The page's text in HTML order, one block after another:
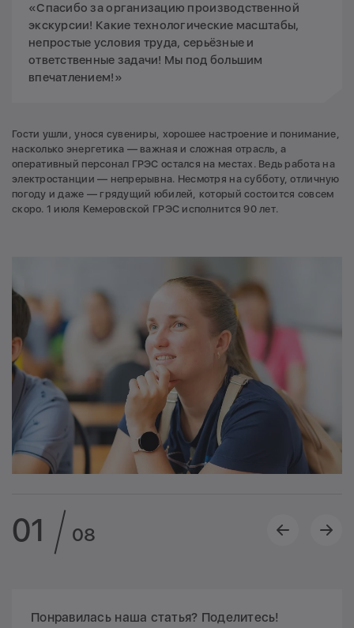
«Спасибо за организацию производственной
экскурсии! Какие технологические масштабы,
непростые условия труда, серьёзные и
ответственные задачи! Мы под большим
впечатлением!»
Гости ушли, унося сувениры, хорошее настроение и понимание,
насколько энергетика — важная и сложная отрасль, а
оперативный персонал ГРЭС остался на местах. Ведь работа на
электростанции — непрерывна. Несмотря на субботу, отличную
погоду и даже — грядущий юбилей, который состоится совсем
скоро. 1 июля Кемеровской ГРЭС исполнится 90 лет.
01 08
Понравилась наша статья? Поделитесь!